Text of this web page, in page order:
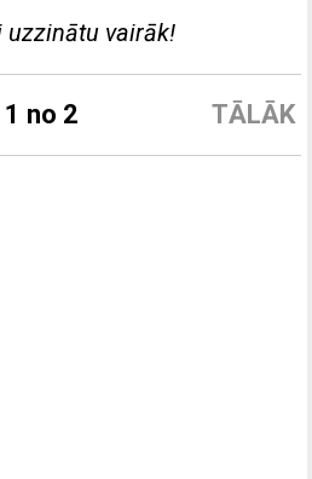
uzzinātu vairāk!
TĀLĀK
1 no 2